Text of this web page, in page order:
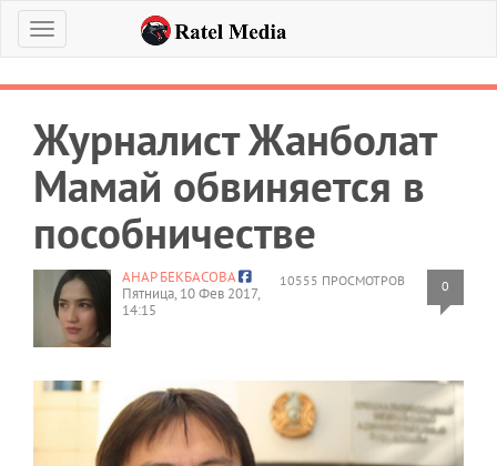
Меню
Журналист Жанболат
Мамай обвиняется в
пособничестве
10555 ПРОСМОТРОВ 0
АНАР БЕКБАСОВА
Пятница, 10 Фев 2017,
14:15